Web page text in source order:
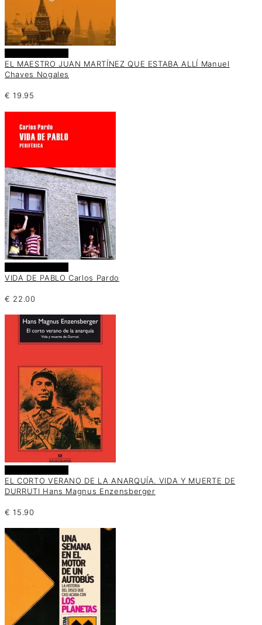
EL MAESTRO JUAN MARTÍNEZ QUE ESTABA ALLÍ Manuel
Chaves Nogales
€ 19.95
VIDA DE PABLO Carlos Pardo
€ 22.00
EL CORTO VERANO DE LA ANARQUÍA. VIDA Y MUERTE DE
DURRUTI Hans Magnus Enzensberger
€ 15.90